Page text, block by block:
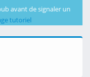
avant de signaler un
tutoriel